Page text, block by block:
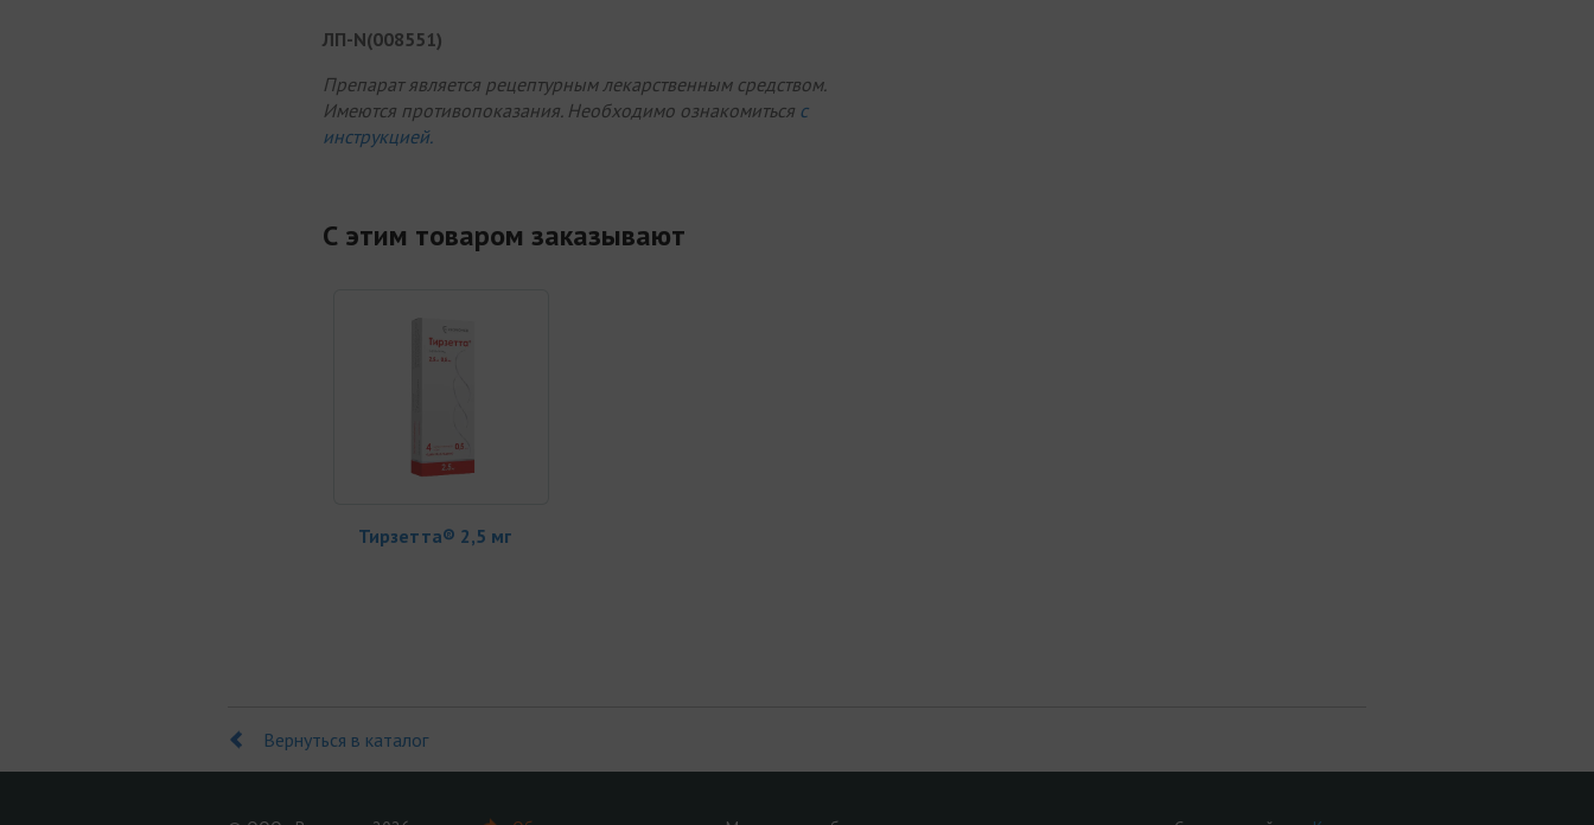
ЛП-N(008551)
Препарат является рецептурным лекарственным средством.
Имеются противопоказания. Необходимо ознакомиться с
инструкцией.
С этим товаром заказывают
Тирзетта® 2,5 мг
Вернуться в каталог